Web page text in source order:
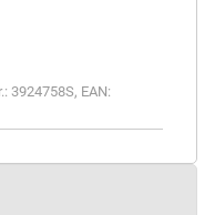
3924758S, EAN: